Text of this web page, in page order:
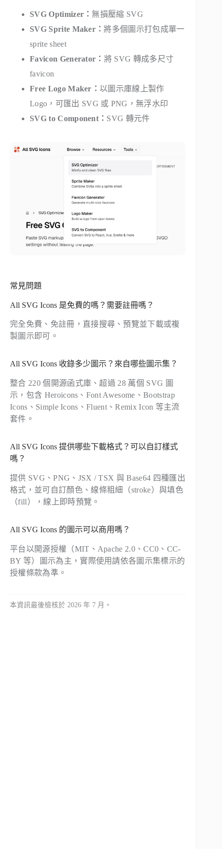
SVG Optimizer： 無損壓縮 SVG
SVG Sprite Maker：將多個圖示打包成單一
sprite sheet
Favicon Generator： 將 SVG 轉成多尺寸
favicon
Free Logo Maker：以圖示庫線上製作
Logo，可匯出 SVG 或 PNG，無浮水印
SVG to Component： SVG 轉元件
常見問題
All SVG Icons 是免費的嗎？需要註冊嗎？
完全免費、免註冊，直接搜尋、預覽並下載或複
製圖示即可。
All SVG Icons 收錄多少圖示？來自哪些圖示集？
整合 220 個開源函式庫、超過 28 萬個 SVG 圖
示，包含 Heroicons、Font Awesome、Bootstrap
Icons、Simple Icons、Fluent、Remix Icon 等主流
套件。
All SVG Icons 提供哪些下載格式？可以自訂樣式
嗎？
提供 SVG、PNG、JSX / TSX 與 Base64 四種匯出
格式，並可自訂顏色、線條粗細（stroke）與填色
（fill），線上即時預覽。
All SVG Icons 的圖示可以商用嗎？
平台以開源授權（MIT、Apache 2.0、CC0、CC-
BY 等）圖示為主，實際使用請依各圖示集標示的
授權條款為準。
本資訊最後檢核於 2026 年 7 月。